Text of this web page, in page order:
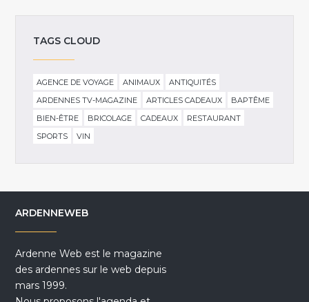
TAGS CLOUD
AGENCE DE VOYAGE ANIMAUX
ANTIQUITÉS
ARDENNES TV-MAGAZINE
ARTICLES CADEAUX
BAPTÊME
BIEN-ÊTRE
BRICOLAGE CADEAUX
RESTAURANT
SPORTS
VIN
ARDENNEWEB
Ardenne Web est le magazine
des ardennes sur le web depuis
mars 1999.